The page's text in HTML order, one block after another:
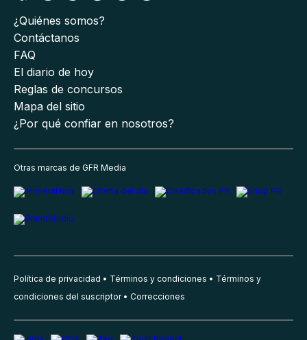
¿Quiénes somos?
Contáctanos
FAQ
El diario de hoy
Reglas de concursos
Mapa del sitio
¿Por qué confiar en nosotros?
Otras marcas de GFR Media
Política de privacidad Términos y condiciones
Términos y
condiciones del suscriptor
Correcciones